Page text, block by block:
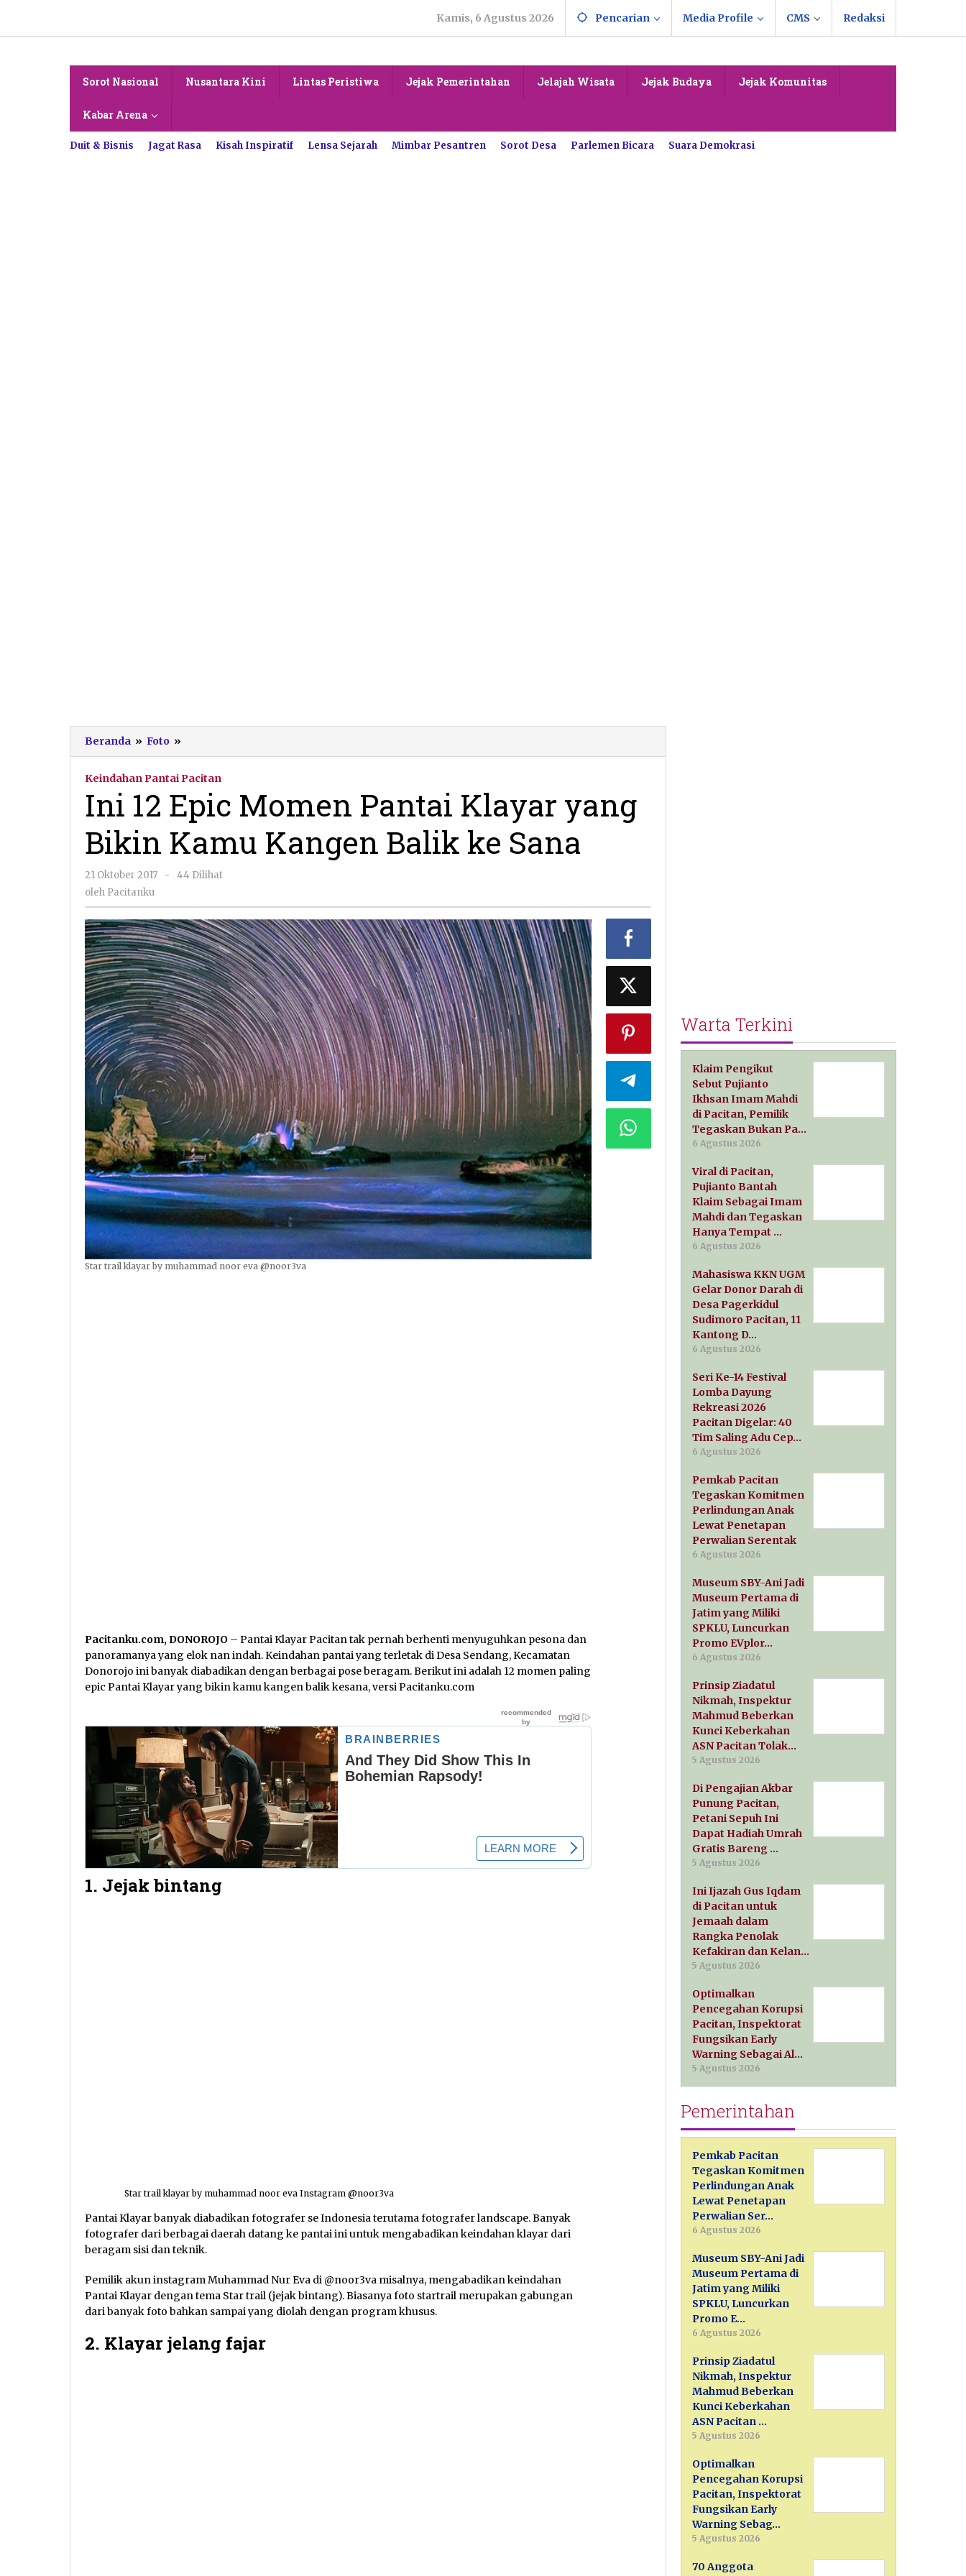
konten
Kamis, 6 Agustus 2026 Pencarian Media Profile CMS Redaksi
Sorot Nasional Nusantara Kini Lintas Peristiwa Jejak Pemerintahan Jelajah Wisata Jejak Budaya Jejak Komunitas
Kabar Arena
Duit & Bisnis Jagat Rasa Kisah Inspiratif Lensa Sejarah Mimbar Pesantren Sorot Desa Parlemen Bicara Suara Demokrasi
Beranda » Foto »
12
Momen
Pantai
Klayar
yang
Bikin
Kangen
ke
Sana
Keindahan Pantai Pacitan
Ini 12 Epic Momen Pantai Klayar yang
Bikin Kamu Kangen Balik ke Sana
21 Oktober 2017
oleh
-
44 Dilihat
oleh Pacitanku
Star trail klayar by muhammad noor eva @noor3va
Pacitanku.com, DONOROJO – Pantai Klayar Pacitan tak pernah berhenti menyuguhkan pesona dan
panoramanya yang elok nan indah. Keindahan pantai yang terletak di Desa Sendang, Kecamatan
Donorojo ini banyak diabadikan dengan berbagai pose beragam. Berikut ini adalah 12 momen paling
epic Pantai Klayar yang bikin kamu kangen balik kesana, versi Pacitanku.com
1. Jejak bintang
Star trail klayar by muhammad noor eva Instagram @noor3va
Pantai Klayar banyak diabadikan fotografer se Indonesia terutama fotografer landscape. Banyak
fotografer dari berbagai daerah datang ke pantai ini untuk mengabadikan keindahan klayar dari
beragam sisi dan teknik.
Pemilik akun instagram Muhammad Nur Eva di @noor3va misalnya, mengabadikan keindahan
Pantai Klayar dengan tema Star trail (jejak bintang). Biasanya foto startrail merupakan gabungan
dari banyak foto bahkan sampai yang diolah dengan program khusus.
2. Klayar jelang fajar
Warta Terkini
Klaim Pengikut
Sebut Pujianto
Ikhsan Imam Mahdi
di Pacitan, Pemilik
Tegaskan Bukan Pa…
6 Agustus 2026
Viral di Pacitan,
Pujianto Bantah
Klaim Sebagai Imam
Mahdi dan Tegaskan
Hanya Tempat …
6 Agustus 2026
Mahasiswa KKN UGM
Gelar Donor Darah di
Desa Pagerkidul
Sudimoro Pacitan, 11
Kantong D…
6 Agustus 2026
Seri Ke-14 Festival
Lomba Dayung
Rekreasi 2026
Pacitan Digelar: 40
Tim Saling Adu Cep…
6 Agustus 2026
Pemkab Pacitan
Tegaskan Komitmen
Perlindungan Anak
Lewat Penetapan
Perwalian Serentak
6 Agustus 2026
Museum SBY-Ani Jadi
Museum Pertama di
Jatim yang Miliki
SPKLU, Luncurkan
Promo EVplor…
6 Agustus 2026
Prinsip Ziadatul
Nikmah, Inspektur
Mahmud Beberkan
Kunci Keberkahan
ASN Pacitan Tolak…
5 Agustus 2026
Di Pengajian Akbar
Punung Pacitan,
Petani Sepuh Ini
Dapat Hadiah Umrah
Gratis Bareng …
5 Agustus 2026
Ini Ijazah Gus Iqdam
di Pacitan untuk
Jemaah dalam
Rangka Penolak
Kefakiran dan Kelan…
5 Agustus 2026
Optimalkan
Pencegahan Korupsi
Pacitan, Inspektorat
Fungsikan Early
Warning Sebagai Al…
5 Agustus 2026
Pemerintahan
Pemkab Pacitan
Tegaskan Komitmen
Perlindungan Anak
Lewat Penetapan
Perwalian Ser…
6 Agustus 2026
Museum SBY-Ani Jadi
Museum Pertama di
Jatim yang Miliki
SPKLU, Luncurkan
Promo E…
6 Agustus 2026
Prinsip Ziadatul
Nikmah, Inspektur
Mahmud Beberkan
Kunci Keberkahan
ASN Pacitan …
5 Agustus 2026
Optimalkan
Pencegahan Korupsi
Pacitan, Inspektorat
Fungsikan Early
Warning Sebag…
5 Agustus 2026
70 Anggota